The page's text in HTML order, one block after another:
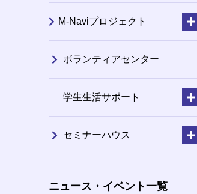
M-Naviプロジェクト
ボランティアセンター
学生生活サポート
セミナーハウス
ニュース・イベント一覧